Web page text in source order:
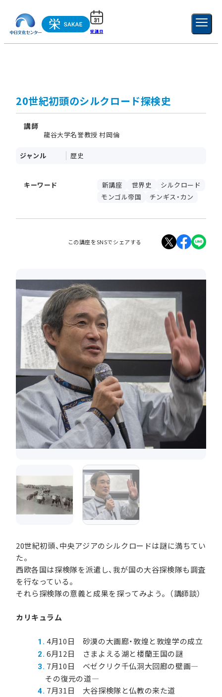
受講日 新規登録
20世紀初頭のシルクロード探検史
講師
龍谷大学名誉教授 村岡倫
ジャンル 歴史
キーワード 新講座 世界史
シルクロード
モンゴル帝国
チンギス・カン
この講座をSNSでシェアする
20世紀初頭、中央アジアのシルクロードは謎に満ちてい
た。
西欧各国は探検隊を派遣し、我が国の大谷探検隊も調査
を行なっている。
それら探検隊の意義と成果を探ってみよう。（講師談）
カリキュラム
4月10日 砂漠の大画廊・敦煌と敦煌学の成立
6月12日 さまよえる湖と楼蘭王国の謎
7月10日 ベゼクリク千仏洞大回廊の壁画―
その復元の道―
7月31日 大谷探検隊と仏教の来た道